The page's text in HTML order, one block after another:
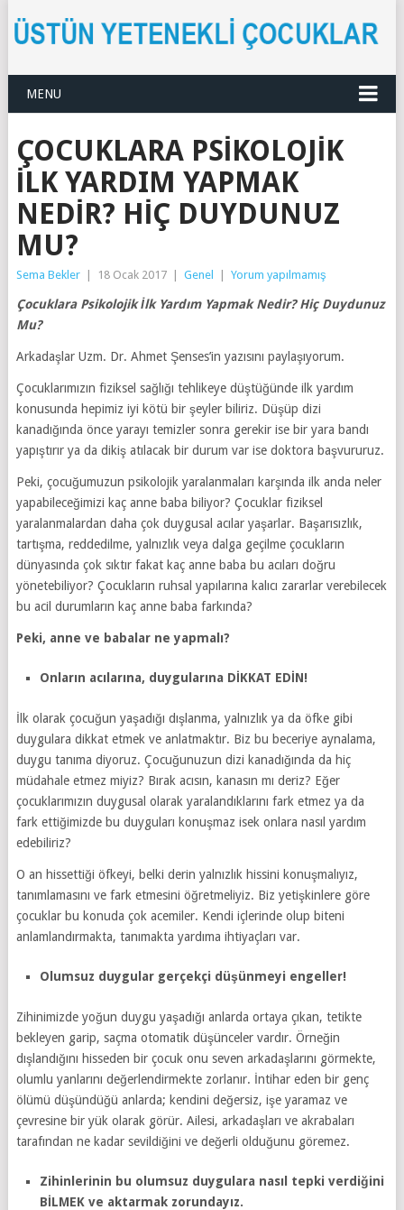
MENU
ÇOCUKLARA PSIKOLOJIK
İLK YARDIM YAPMAK
NEDIR? HIÇ DUYDUNUZ
MU?
Sema Bekler 18 Ocak 2017 Genel Yorum yapılmamış
Çocuklara Psikolojik İlk Yardım Yapmak Nedir? Hiç Duydunuz
Mu?
Arkadaşlar Uzm. Dr. Ahmet Şenses’in yazısını paylaşıyorum.
Çocuklarımızın fiziksel sağlığı tehlikeye düştüğünde ilk yardım
konusunda hepimiz iyi kötü bir şeyler biliriz. Düşüp dizi
kanadığında önce yarayı temizler sonra gerekir ise bir yara bandı
yapıştırır ya da dikiş atılacak bir durum var ise doktora başvururuz.
Peki, çocuğumuzun psikolojik yaralanmaları karşında ilk anda neler
yapabileceğimizi kaç anne baba biliyor? Çocuklar fiziksel
yaralanmalardan daha çok duygusal acılar yaşarlar. Başarısızlık,
tartışma, reddedilme, yalnızlık veya dalga geçilme çocukların
dünyasında çok sıktır fakat kaç anne baba bu acıları doğru
yönetebiliyor? Çocukların ruhsal yapılarına kalıcı zararlar verebilecek
bu acil durumların kaç anne baba farkında?
Peki, anne ve babalar ne yapmalı?
Onların acılarına, duygularına DİKKAT EDİN!
İlk olarak çocuğun yaşadığı dışlanma, yalnızlık ya da öfke gibi
duygulara dikkat etmek ve anlatmaktır. Biz bu beceriye aynalama,
duygu tanıma diyoruz. Çocuğunuzun dizi kanadığında da hiç
müdahale etmez miyiz? Bırak acısın, kanasın mı deriz? Eğer
çocuklarımızın duygusal olarak yaralandıklarını fark etmez ya da
fark ettiğimizde bu duyguları konuşmaz isek onlara nasıl yardım
edebiliriz?
O an hissettiği öfkeyi, belki derin yalnızlık hissini konuşmalıyız,
tanımlamasını ve fark etmesini öğretmeliyiz. Biz yetişkinlere göre
çocuklar bu konuda çok acemiler. Kendi içlerinde olup biteni
anlamlandırmakta, tanımakta yardıma ihtiyaçları var.
Olumsuz duygular gerçekçi düşünmeyi engeller!
Zihinimizde yoğun duygu yaşadığı anlarda ortaya çıkan, tetikte
bekleyen garip, saçma otomatik düşünceler vardır. Örneğin
dışlandığını hisseden bir çocuk onu seven arkadaşlarını görmekte,
olumlu yanlarını değerlendirmekte zorlanır. İntihar eden bir genç
ölümü düşündüğü anlarda; kendini değersiz, işe yaramaz ve
çevresine bir yük olarak görür. Ailesi, arkadaşları ve akrabaları
tarafından ne kadar sevildiğini ve değerli olduğunu göremez.
Zihinlerinin bu olumsuz duygulara nasıl tepki verdiğini
BİLMEK ve aktarmak zorundayız.